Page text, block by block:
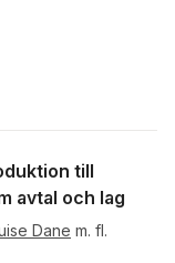
röster:
till
avtal och lag
Dane m. fl.